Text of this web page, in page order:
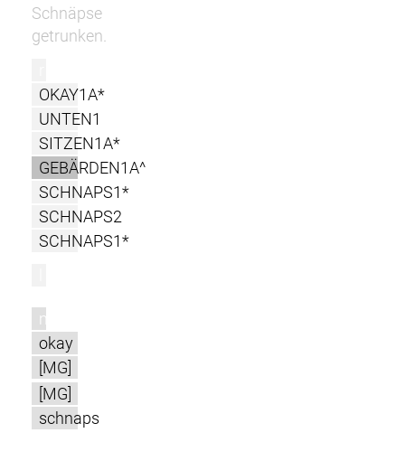
Schnäpse
getrunken.
OKAY1A*
UNTEN1
SITZEN1A*
GEBÄRDEN1A^
SCHNAPS1*
SCHNAPS2
SCHNAPS1*
m
okay
[MG]
[MG]
schnaps